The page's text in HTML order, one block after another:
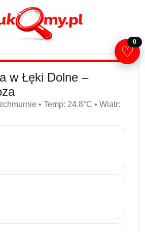
w Łęki Dolne –
• Temp: 24.8°C • Wiatr:
♡
0